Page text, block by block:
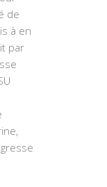
de
à en
par